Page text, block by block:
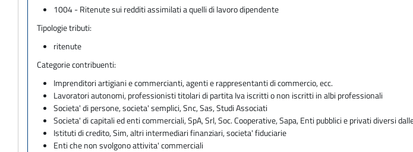
1004 - Ritenute sui redditi assimilati a quelli di lavoro dipendente
Tipologie tributi:
ritenute
Categorie contribuenti:
Imprenditori artigiani e commercianti, agenti e rappresentanti di commercio, ecc.
Lavoratori autonomi, professionisti titolari di partita Iva iscritti o non iscritti in albi professionali
Societa' di persone, societa' semplici, Snc, Sas, Studi Associati
Societa' di capitali ed enti commerciali, SpA, Srl, Soc. Cooperative, Sapa, Enti pubblici e privati diversi
Istituti di credito, Sim, altri intermediari finanziari, societa' fiduciarie
Enti che non svolgono attivita' commerciali